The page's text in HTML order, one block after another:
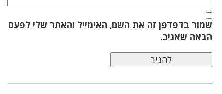
שמור בדפדפן זה את השם, האימייל והאתר שלי לפעם
הבאה שאגיב.